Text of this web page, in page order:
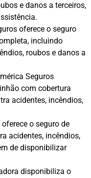
e danos a terceiros,
oferece o seguro
incluindo
roubos e danos a
Seguros
com cobertura
acidentes, incêndios,
o seguro de
acidentes, incêndios,
de disponibilizar
disponibiliza o